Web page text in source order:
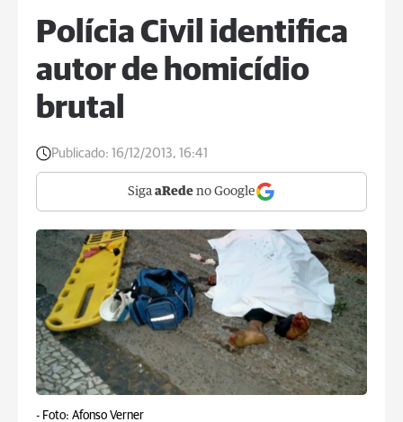
Polícia Civil identifica
autor de homicídio
brutal
Publicado: 16/12/2013, 16:41
Siga aRede no Google
- Foto: Afonso Verner